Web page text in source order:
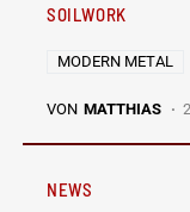
SOILWORK
MODERN METAL
VON MATTHIAS
NEWS